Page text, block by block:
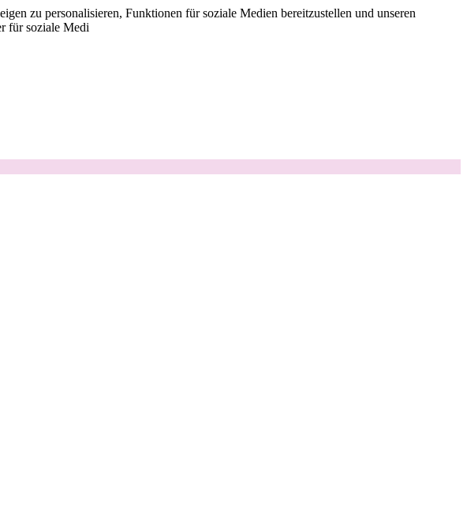
zu personalisieren, Funktionen für soziale Medien bereitzustellen und unseren
für soziale Medi